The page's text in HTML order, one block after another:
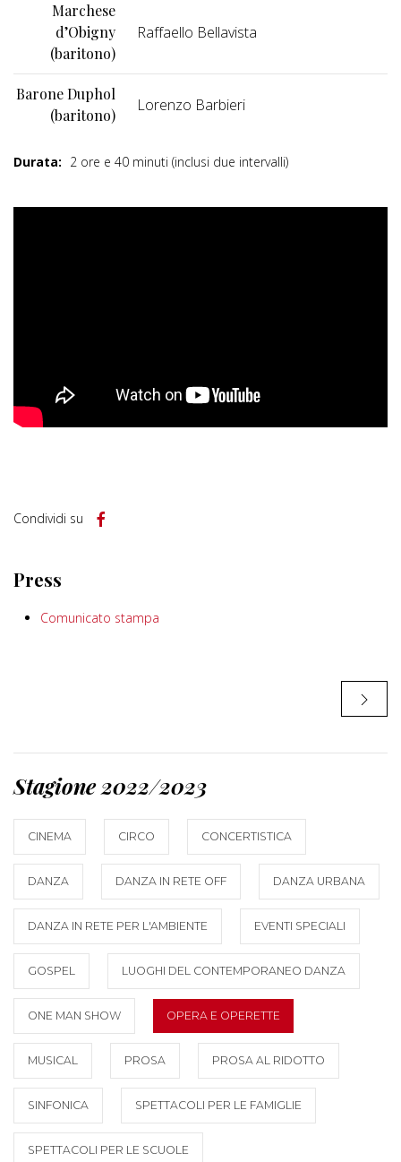
Marchese
d’Obigny
(baritono)
Raffaello Bellavista
Barone Duphol
(baritono)
Lorenzo Barbieri
Durata: 2 ore e 40 minuti (inclusi due intervalli)
Condividi su
Press
Comunicato stampa
Stagione 2022/2023
CINEMA CIRCO CONCERTISTICA
DANZA DANZA IN RETE OFF DANZA URBANA
DANZA IN RETE PER L'AMBIENTE EVENTI SPECIALI
GOSPEL LUOGHI DEL CONTEMPORANEO DANZA
ONE MAN SHOW OPERA E OPERETTE
MUSICAL PROSA PROSA AL RIDOTTO
SINFONICA SPETTACOLI PER LE FAMIGLIE
SPETTACOLI PER LE SCUOLE